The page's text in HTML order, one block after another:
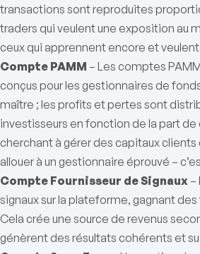
transactions sont reproduites
traders qui veulent une exposition au
ceux qui apprennent encore et
Compte PAMM – Les comptes
conçus pour les gestionnaires de
maître ; les profits et pertes sont
investisseurs en fonction de la part
cherchant à gérer des capitaux clients
allouer à un gestionnaire éprouvé –
Compte Fournisseur de Signaux –
signaux sur la plateforme, gagnant des
Cela crée une source de revenus
génèrent des résultats cohérents et